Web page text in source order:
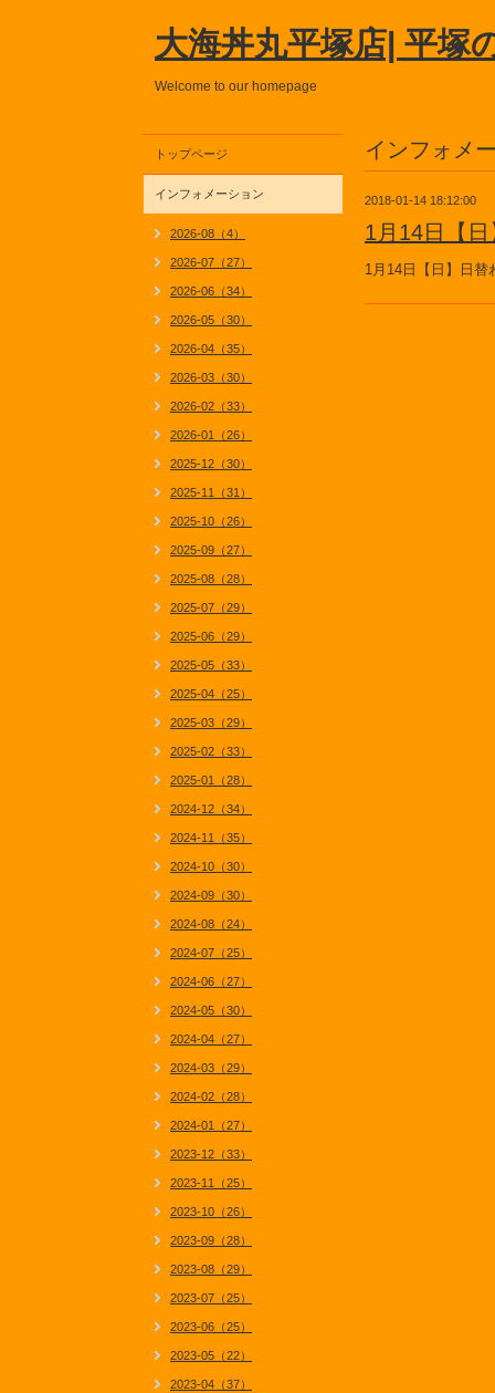
大海丼丸平塚店| 平塚
Welcome to our homepage
インフォメ
2018-01-14 18:12:00
1月14日【
1月14日【日】日替
トップページ
インフォメーション
2026-08（4）
2026-07（27）
2026-06（34）
2026-05（30）
2026-04（35）
2026-03（30）
2026-02（33）
2026-01（26）
2025-12（30）
2025-11（31）
2025-10（26）
2025-09（27）
2025-08（28）
2025-07（29）
2025-06（29）
2025-05（33）
2025-04（25）
2025-03（29）
2025-02（33）
2025-01（28）
2024-12（34）
2024-11（35）
2024-10（30）
2024-09（30）
2024-08（24）
2024-07（25）
2024-06（27）
2024-05（30）
2024-04（27）
2024-03（29）
2024-02（28）
2024-01（27）
2023-12（33）
2023-11（25）
2023-10（26）
2023-09（28）
2023-08（29）
2023-07（25）
2023-06（25）
2023-05（22）
2023-04（37）